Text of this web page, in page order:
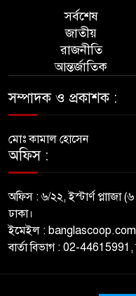
সর্বশেষ
জাতীয়
রাজনীতি
আন্তর্জাতিক
সম্পাদক ও প্রকাশক :
মোঃ কামাল হোসেন
অফিস :
অফিস : ৬/২২, ইস্টার্ণ প্লাাজা
ঢাকা।
ইমেইল :
বার্তা বিভাগ : 02-